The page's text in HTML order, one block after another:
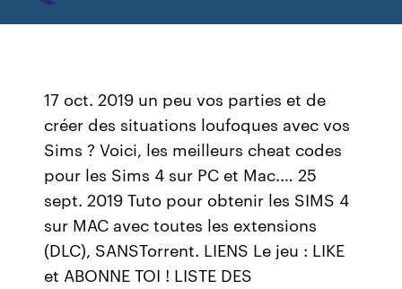
17 oct. 2019 un peu vos parties et de
créer des situations loufoques avec vos
Sims ? Voici, les meilleurs cheat codes
pour les Sims 4 sur PC et Mac.… 25
sept. 2019 Tuto pour obtenir les SIMS 4
sur MAC avec toutes les extensions
(DLC), SANSTorrent. LIENS Le jeu : LIKE
et ABONNE TOI ! LISTE DES